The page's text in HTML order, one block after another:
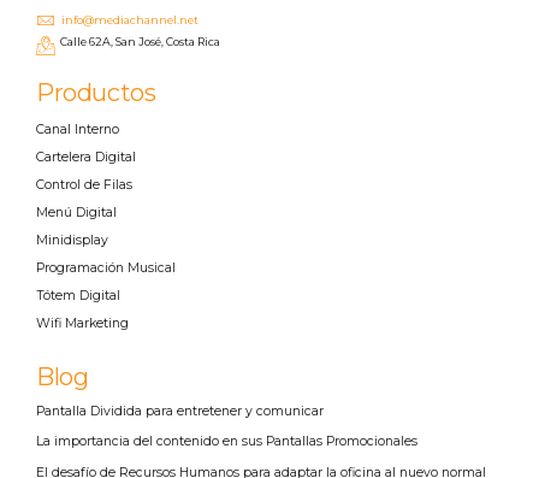
info@mediachannel.net
Calle 62A, San José, Costa Rica
Productos
Canal Interno
Cartelera Digital
Control de Filas
Menú Digital
Minidisplay
Programación Musical
Tótem Digital
Wifi Marketing
Blog
Pantalla Dividida para entretener y comunicar
La importancia del contenido en sus Pantallas Promocionales
El desafío de Recursos Humanos para adaptar la oficina al nuevo normal